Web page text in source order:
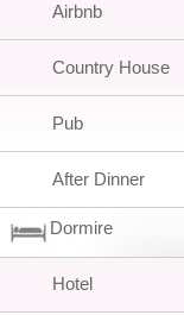
Airbnb
Country House
Pub
After Dinner
Dormire
Hotel